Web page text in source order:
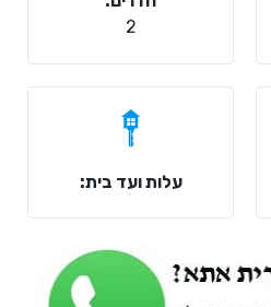
2
עלות ועד בית: